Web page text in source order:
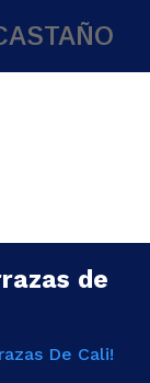
de
De Cali!